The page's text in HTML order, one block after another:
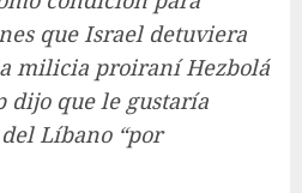
que Israel detuviera
milicia proiraní Hezbolá
dijo que le gustaría
Líbano “por